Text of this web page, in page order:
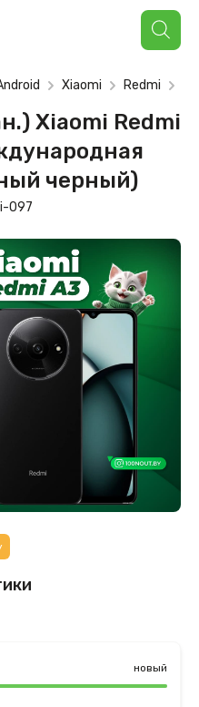
Поиск
товаров
Xiaomi Redmi
Xiaomi Redmi
черный)
097
новый